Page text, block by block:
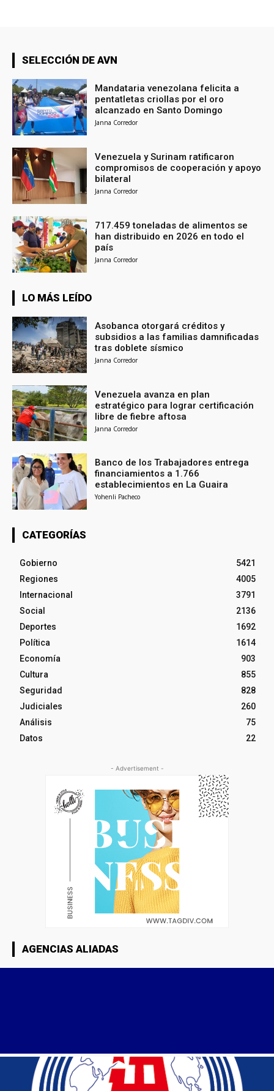
SELECCIÓN DE AVN
Mandataria venezolana felicita a
pentatletas criollas por el oro
alcanzado en Santo Domingo
Janna Corredor
Venezuela y Surinam ratificaron
compromisos de cooperación y apoyo
bilateral
Janna Corredor
717.459 toneladas de alimentos se
han distribuido en 2026 en todo el
país
Janna Corredor
LO MÁS LEÍDO
Asobanca otorgará créditos y
subsidios a las familias damnificadas
tras doblete sísmico
Janna Corredor
Venezuela avanza en plan
estratégico para lograr certificación
libre de fiebre aftosa
Janna Corredor
Banco de los Trabajadores entrega
financiamientos a 1.766
establecimientos en La Guaira
Yohenli Pacheco
CATEGORÍAS
Gobierno
5421
Regiones
4005
Internacional
3791
Social
2136
Deportes
1692
Política
1614
Economía
903
Cultura
855
Seguridad
828
Judiciales
260
Análisis
75
Datos
22
- Advertisement -
AGENCIAS ALIADAS